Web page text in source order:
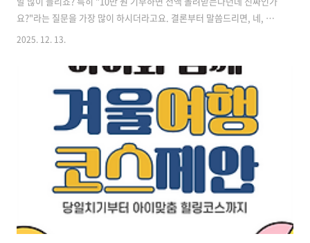
요?"라는 질문을 가장 많이 하시더라고요. 결론부터 말씀드리면, 네, 진
짜입니다. 여기에 답례품 3만 원까지 챙길 수 있으니 사실상 돈을 버는
도 있습니다. 오늘은 고향사랑기부제의 혜택 구조와 전액 환급받는 방법,
그리고 답례품 꿀팁까지 완벽하게 정리해 드릴게요. 1. 고향사랑기부제
란?고향사랑기부제는 내가 사는 곳이 아닌 다른 지자체에 기부하면, 세
액공제 혜택과 함께 답례품을 받는 제도예요. 기부금은 지역 주민 복지와
경제 활성화에 쓰이니 의미도 참 좋죠.가장 중요한 건 '얼마나 돌려받느
냐'겠죠??..
2025. 12. 13.